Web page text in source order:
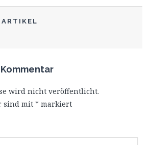
ARTIKEL
wird nicht veröffentlicht.
sind mit * markiert